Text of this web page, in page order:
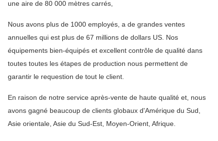
une aire de 80 000 mètres carrés,
Nous avons plus de 1000 employés, a de grandes ventes
annuelles qui est plus de 67 millions de dollars US. Nos
équipements bien-équipés et excellent contrôle de qualité dans
toutes toutes les étapes de production nous permettent de
garantir le requestion de tout le client.
En raison de notre service après-vente de haute qualité et, nous
avons gagné beaucoup de clients globaux d'Amérique du Sud,
Asie orientale, Asie du Sud-Est, Moyen-Orient, Afrique.